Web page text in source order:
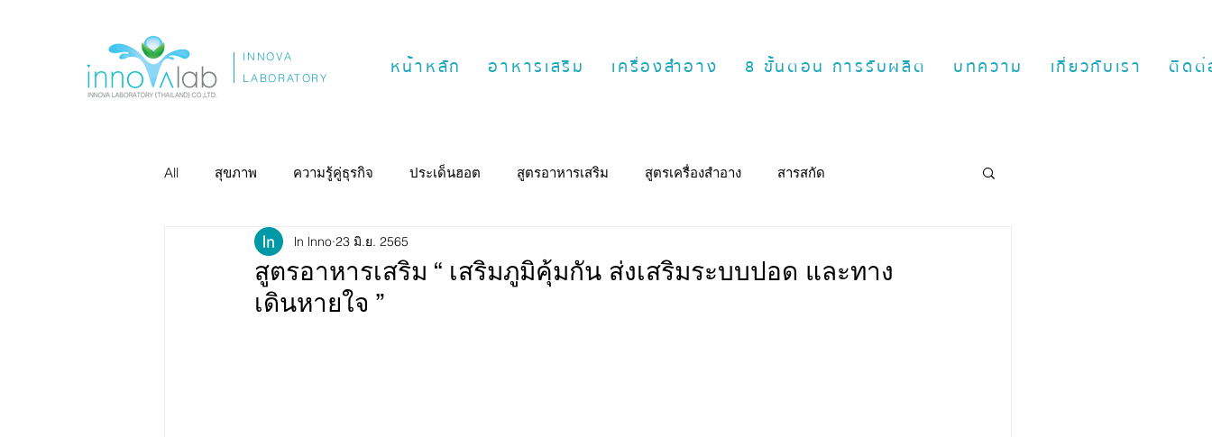
INNOVA
LABORATORY
หน้าหลัก อาหารเสริม เครื่องสำอาง 8 ขั้นตอน การรับผลิต บทความ เกี่ยวกับเรา ติด
All สุขภาพ ความรู้คู่ธุรกิจ ประเด็นฮอต สูตรอาหารเสริม สูตรเครื่องสำอาง สารสกัด
สูตรอาหารเสริม “ เสริมภูมิคุ้มกัน ส่งเสริมระบบปอด และทาง
เดินหายใจ ”
ln lnno 23 มิ.ย. 2565